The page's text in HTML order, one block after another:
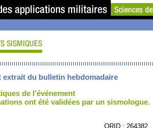
extrait du bulletin hebdomadaire
de l'événement
ont été validées par un sismologue.
ORID : 264382